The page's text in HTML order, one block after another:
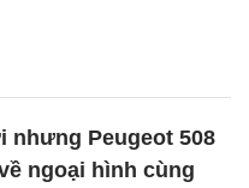
nhưng Peugeot 508
ngoại hình cùng